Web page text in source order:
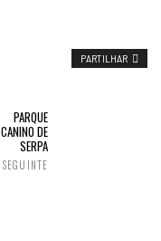
PARTILHAR
PARQUE
CANINO DE
SERPA
SEGUINTE